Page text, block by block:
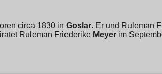
circa 1830 in Goslar. Er und Ruleman
Ruleman Friederike Meyer im